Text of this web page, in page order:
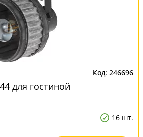
246696
для гостиной
16 шт.